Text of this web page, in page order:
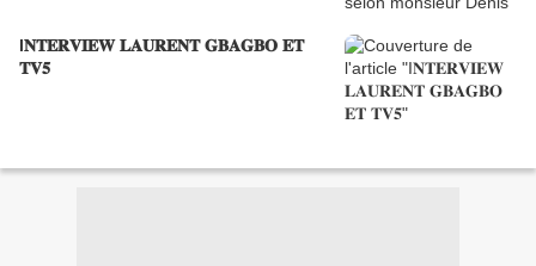
I𝐍𝐓𝐄𝐑𝐕𝐈𝐄𝐖 𝐋𝐀𝐔𝐑𝐄𝐍𝐓 𝐆𝐁𝐀𝐆𝐁𝐎 𝐄𝐓
𝐓𝐕𝟓